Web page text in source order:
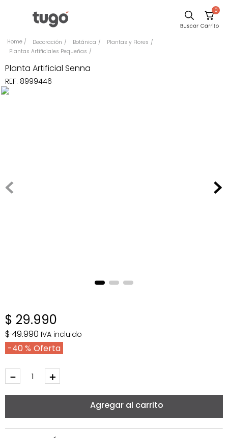
0
Decoración Botánica
Plantas y Flores
Plantas Artificiales Pequeñas
Planta Artificial Senna
REF: 8999446
$ 29.990
$49.990 IVA incluido
40 %
＋
－
Agregar al carrito
Comedor
Escritorio